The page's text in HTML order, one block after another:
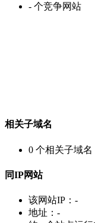
- 个竞争网站
相关子域名
0 个相关子域名
同IP网站
该网站IP： -
地址： -